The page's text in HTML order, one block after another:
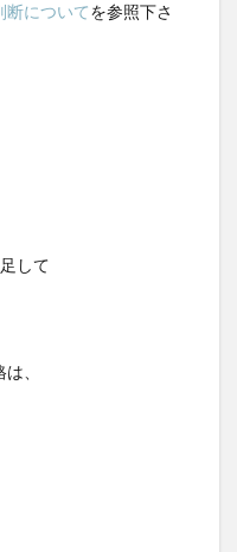
断についてを参照下さ
して
、